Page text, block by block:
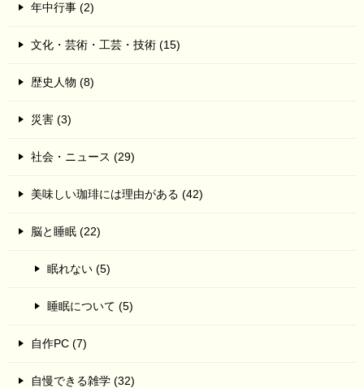
年中行事 (2)
文化・芸術・工芸・技術 (15)
歴史人物 (8)
災害 (3)
社会・ニュース (29)
美味しい珈琲には理由がある (42)
脳と睡眠 (22)
眠れない (5)
睡眠について (5)
自作PC (7)
自慢できる雑学 (32)